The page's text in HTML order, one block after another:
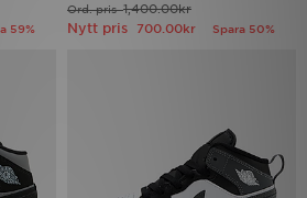
59%
Ord. pris1,400.00kr
Nytt pris 700.00kr Spara 50%